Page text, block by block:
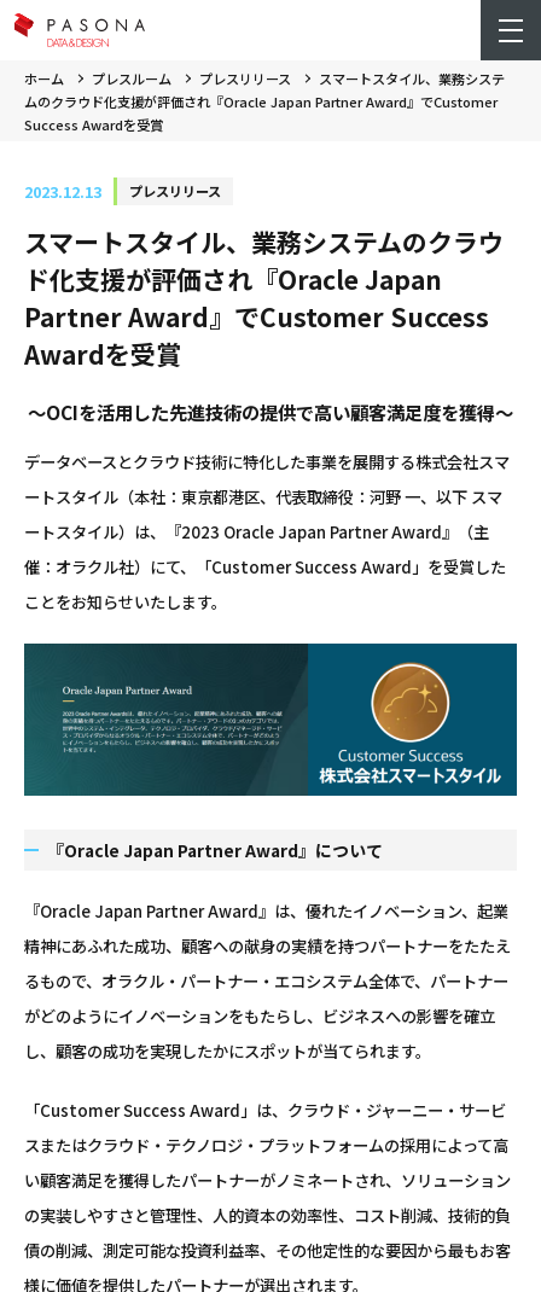
ホーム プレスルーム プレスリリース
スマートスタイル、業務システ
ムのクラウド化支援が評価され『Oracle Japan Partner Award』でCustomer
Success Awardを受賞
2023.12.13 プレスリリース
スマートスタイル、業務システムのクラウ
ド化支援が評価され『Oracle Japan
Partner Award』でCustomer Success
Awardを受賞
～OCIを活用した先進技術の提供で高い顧客満足度を獲得～
データベースとクラウド技術に特化した事業を展開する株式会社スマ
ートスタイル（本社：東京都港区、代表取締役：河野 一、以下 スマ
ートスタイル）は、『2023 Oracle Japan Partner Award』（主
催：オラクル社）にて、「Customer Success Award」を受賞した
ことをお知らせいたします。
『Oracle Japan Partner Award』について
『Oracle Japan Partner Award』は、優れたイノベーション、起業
精神にあふれた成功、顧客への献身の実績を持つパートナーをたたえ
るもので、オラクル・パートナー・エコシステム全体で、パートナー
がどのようにイノベーションをもたらし、ビジネスへの影響を確立
し、顧客の成功を実現したかにスポットが当てられます。
「Customer Success Award」は、クラウド・ジャーニー・サービ
スまたはクラウド・テクノロジ・プラットフォームの採用によって高
い顧客満足を獲得したパートナーがノミネートされ、ソリューション
の実装しやすさと管理性、人的資本の効率性、コスト削減、技術的負
債の削減、測定可能な投資利益率、その他定性的な要因から最もお客
様に価値を提供したパートナーが選出されます。